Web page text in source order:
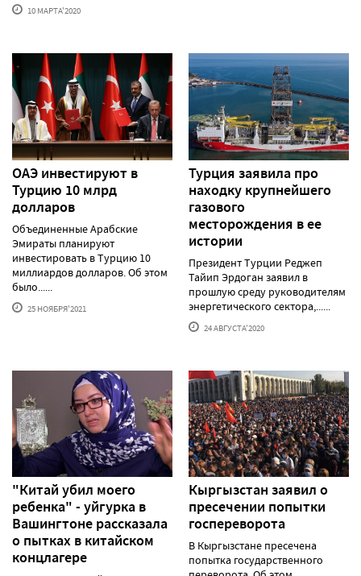
10 МАРТА'2020
ОАЭ инвестируют в
Турцию 10 млрд
долларов
Объединенные Арабские
Эмираты планируют
инвестировать в Турцию 10
миллиардов долларов. Об этом
было......
25 НОЯБРЯ'2021
Турция заявила про
находку крупнейшего
газового
месторождения в ее
истории
Президент Турции Реджеп
Тайип Эрдоган заявил в
прошлую среду руководителям
энергетического сектора,......
24 АВГУСТА'2020
"Китай убил моего
ребенка" - уйгурка в
Вашингтоне рассказала
о пытках в китайском
концлагере
Кыргызстан заявил о
пресечении попытки
госпереворота
В Кыргызстане пресечена
попытка государственного